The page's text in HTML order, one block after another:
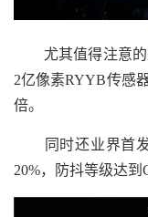
尤其值得注意的
2亿像素RYYB传感
倍。
同时还业界首发
20%，防抖等级达到